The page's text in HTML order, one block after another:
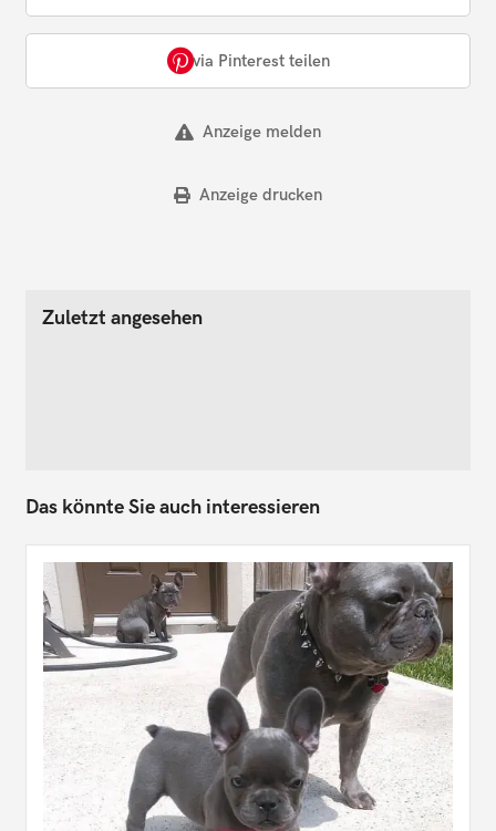
via Pinterest teilen
Anzeige melden
Anzeige drucken
Zuletzt angesehen
Das könnte Sie auch interessieren